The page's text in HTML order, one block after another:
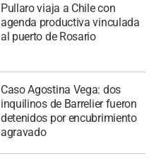
Pullaro viaja a Chile con
agenda productiva vinculada
al puerto de Rosario
Caso Agostina Vega: dos
inquilinos de Barrelier fueron
detenidos por encubrimiento
agravado